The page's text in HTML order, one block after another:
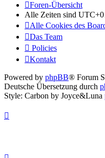
Foren-Übersicht
Alle Zeiten sind
Alle Cookies des
Das Team
Policies
Kontakt
Powered by phpBB® Forum
Deutsche Übersetzung durch
Style: Carbon by Joyce&Luna